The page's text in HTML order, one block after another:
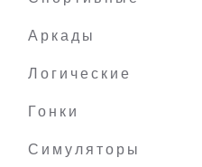
Аркады
Логические
Гонки
Симуляторы